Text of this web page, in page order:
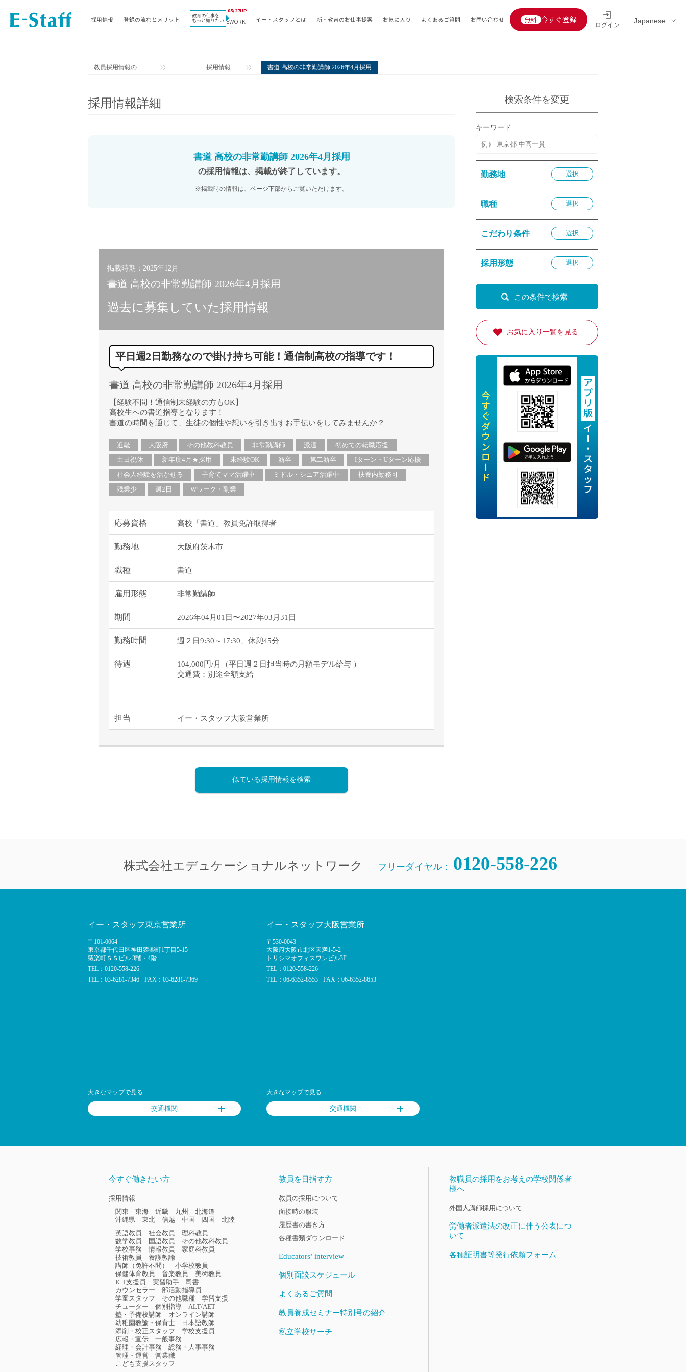
採用情報
情報教員
家庭科教員
保健体育教員
音楽教員
美術教員
実習助手
部活動指導員
学童スタッフ
その他職種
学習支援
チューター
個別指導
ALT/AET
塾・予備校講師
オンライン講師
幼稚園教諭・保育士
添削・校正スタッフ
広報・宣伝
総務・人事事務
管理・運営
営業職
こども支援スタッフ
常勤講師
正社員
契約社員
月額固定給25万円以上
月額固定給20万円以上
駅徒歩10分以内
駅徒歩5分以内
英語力を活かす
土日祝休
初めての転職応援
即日★急募採用
学校名公開求人
登録の流れとメリット
教育の仕事を
もっと知りたい
05/27UP
EWORK
イー・スタッフとは 新・教育のお仕事提案 お気に入り よくあるご質問 お問い合わせ 今すぐ登録
ログイン
教員採用情報のイ
採用情報 書道 高校の非常勤講師 2026年4月採用
採用情報詳細
書道 高校の非常勤講師 2026年4月採用
の採用情報は、掲載が終了しています。
※掲載時の情報は、ページ下部からご覧いただけます。
掲載時期：2025年12月
書道 高校の非常勤講師 2026年4月採用
過去に募集していた採用情報
平日週2日勤務なので掛け持ち可能！通信制高校の指導です！
書道 高校の非常勤講師 2026年4月採用
【経験不問！通信制未経験の方もOK】
高校生への書道指導となります！
書道の時間を通じて、生徒の個性や想いを引き出すお手伝いをしてみませんか？
近畿 大阪府 その他教科教員 非常勤講師 派遣
初めての転職応援
土日祝休
新年度4月★採用 未経験OK 新卒 第二新卒
Iターン・Uターン応援
社会人経験を活かせる
子育てママ活躍中 ミドル・シニア活躍中
扶養内勤務可
残業少
週2日 Wワーク・副業
応募資格 高校「書道」教員免許取得者
勤務地 大阪府茨木市
職種 書道
雇用形態 非常勤講師
期間 2026年04月01日〜2027年03月31日
勤務時間 週２日9:30～17:30、休憩45分
待遇
104,000円/月（平日週２日担当時の月額モデル給与 ）
交通費：別途全額支給
担当 イー・スタッフ大阪営業所
似ている採用情報を検索
検索条件を変更
キーワード
勤務地 選択
職種 選択
こだわり条件 選択
採用形態 選択
お気に入り一覧を見る
株式会社エデュケーショナルネットワーク フリーダイヤル： 0120-558-226
イー・スタッフ東京営業所
〒101-0064
東京都千代田区神田猿楽町1丁目5-15
猿楽町ＳＳビル 3階・4階
TEL：0120-558-226
TEL：03-6281-7346
FAX：03-6281-7369
大きなマップで見る
交通機関
イー・スタッフ大阪営業所
〒530-0043
大阪府大阪市北区天満1-5-2
トリシマオフィスワンビル3F
TEL：0120-558-226
TEL：06-6352-8553
FAX：06-6352-8653
大きなマップで見る
交通機関
今すぐ働きたい方
採用情報
関東
東海 近畿 九州
北海道
沖縄県
東北 信越 中国 四国
北陸
英語教員
社会教員
理科教員
数学教員
国語教員
その他教科教員
学校事務
情報教員
家庭科教員
技術教員
養護教諭
講師（免許不問）
小学校教員
保健体育教員
音楽教員
美術教員
ICT支援員
実習助手
司書
カウンセラー
部活動指導員
学童スタッフ
その他職種
学習支援
チューター
個別指導
ALT/AET
塾・予備校講師
オンライン講師
幼稚園教諭・保育士
日本語教師
添削・校正スタッフ
学校支援員
広報・宣伝
一般事務
経理・会計事務
総務・人事事務
管理・運営
営業職
こども支援スタッフ
教員を目指す方
教員の採用について
面接時の服装
履歴書の書き方
各種書類ダウンロード
Educators’ interview
個別面談スケジュール
よくあるご質問
教員養成セミナー特別号の紹介
私立学校サーチ
教職員の採用をお考えの学校関係者
様へ
外国人講師採用について
労働者派遣法の改正に伴う公表につ
いて
各種証明書等発行依頼フォーム